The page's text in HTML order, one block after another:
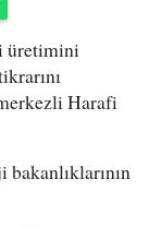
üretimini
Harafi